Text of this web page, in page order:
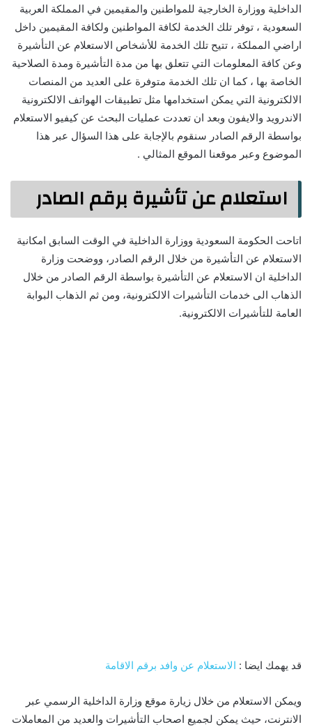
الداخلية ووزارة الخارجية للمواطنين والمقيمين في المملكة العربية
السعودية ، توفر تلك الخدمة لكافة المواطنين ولكافة المقيمين داخل
اراضي المملكة ، تتيح تلك الخدمة للأشخاص الاستعلام عن التأشيرة
وعن كافة المعلومات التي تتعلق بها من مدة التأشيرة ومدة الصلاحية
الخاصة بها ، كما ان تلك الخدمة متوفرة على العديد من المنصات
الالكترونية التي يمكن استخدامها مثل تطبيقات الهواتف الالكترونية
الاندرويد والايفون وبعد ان تعددت عمليات البحث عن كيفيو الاستعلام
بواسطة الرقم الصادر سنقوم بالإجابة على هذا السؤال عبر هذا
الموضوع وعبر موقعنا الموقع المثالي .
استعلام عن تأشيرة برقم الصادر
اتاحت الحكومة السعودية ووزارة الداخلية في الوقت السابق امكانية
الاستعلام عن التأشيرة من خلال الرقم الصادر، ووضحت وزارة
الداخلية ان الاستعلام عن التأشيرة بواسطة الرقم الصادر من خلال
الذهاب الى خدمات التأشيرات الالكترونية، ومن ثم الذهاب البوابة
العامة للتأشيرات الالكترونية.
قد يهمك ايضا : الاستعلام عن وافد برقم الاقامة
ويمكن الاستعلام من خلال زيارة موقع وزارة الداخلية الرسمي عبر
الانترنت، حيث يمكن لجميع اصحاب التأشيرات والعديد من المعاملات